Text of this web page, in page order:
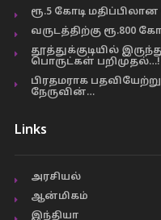
ரூ.5 கோடி
வருடத்திற்கு ரூ.800
தூத்துக்குடியில்
பொருட்கள் பறிமுதல்…!
பிரதமராக
நேருவின்…
Links
அரசியல்
ஆன்மிகம்
இந்தியா